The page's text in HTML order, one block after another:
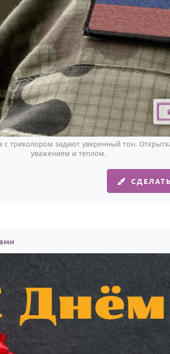
триколором задают уверенный тон.
уважением и теплом.